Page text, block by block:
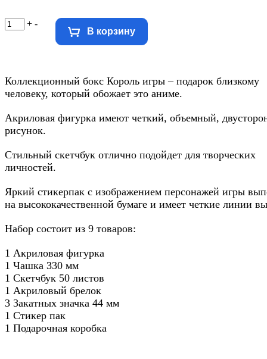
+ -
В корзину
Коллекционный бокс Король игры – подарок близкому
человеку, который обожает это аниме.
Акриловая фигурка имеют четкий, объемный,
рисунок.
Стильный скетчбук отлично подойдет для творческих
личностей.
Яркий стикерпак с изображением персонажей игры
на высококачественной бумаге и имеет четкие линии
Набор состоит из 9 товаров:
1 Акриловая фигурка
1 Чашка 330 мм
1 Скетчбук 50 листов
1 Акриловый брелок
3 Закатных значка 44 мм
1 Стикер пак
1 Подарочная коробка